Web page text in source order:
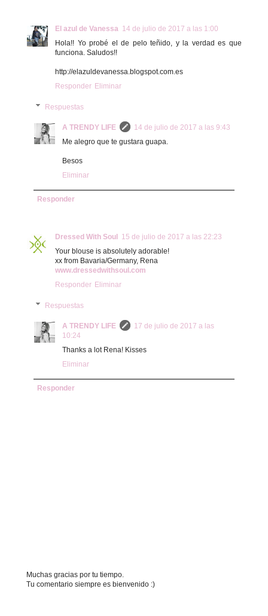
El azul de Vanessa 14 de julio de 2017 a las 1:00
Hola!! Yo probé el de pelo teñido, y la verdad es que
funciona. Saludos!!
http://elazuldevanessa.blogspot.com.es
Responder Eliminar
Respuestas
A TRENDY LIFE
14 de julio de 2017 a las 9:43
Me alegro que te gustara guapa.
Besos
Eliminar
Responder
Dressed With Soul 15 de julio de 2017 a las 22:23
Your blouse is absolutely adorable!
xx from Bavaria/Germany, Rena
www.dressedwithsoul.com
Responder Eliminar
Respuestas
A TRENDY LIFE
17 de julio de 2017 a las
10:24
Thanks a lot Rena! Kisses
Eliminar
Responder
Muchas gracias por tu tiempo.
Tu comentario siempre es bienvenido :)